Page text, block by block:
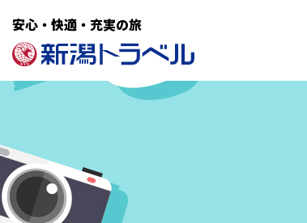
安心・快適・充実の旅